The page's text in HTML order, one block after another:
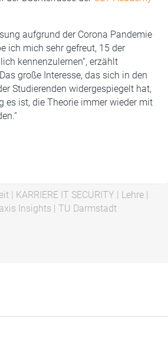
aufgrund der Corona Pandemie
ich mich sehr gefreut, 15 der
kennenzulernen“, erzählt
große Interesse, das sich in den
Studierenden widergespiegelt hat,
es ist, die Theorie immer wieder mit
| KARRIERE IT SECURITY | Lehre |
Insights | TU Darmstadt